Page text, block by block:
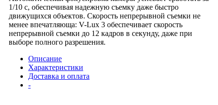
1/10 с, обеспечивая надежную съемку даже быстро
движущихся объектов. Скорость непрерывной съемки не
менее впечатляюща: V-Lux 3 обеспечивает скорость
непрерывной съемки до 12 кадров в секунду, даже при
выборе полного разрешения.
Описание
Характеристики
Доставка и оплата
-